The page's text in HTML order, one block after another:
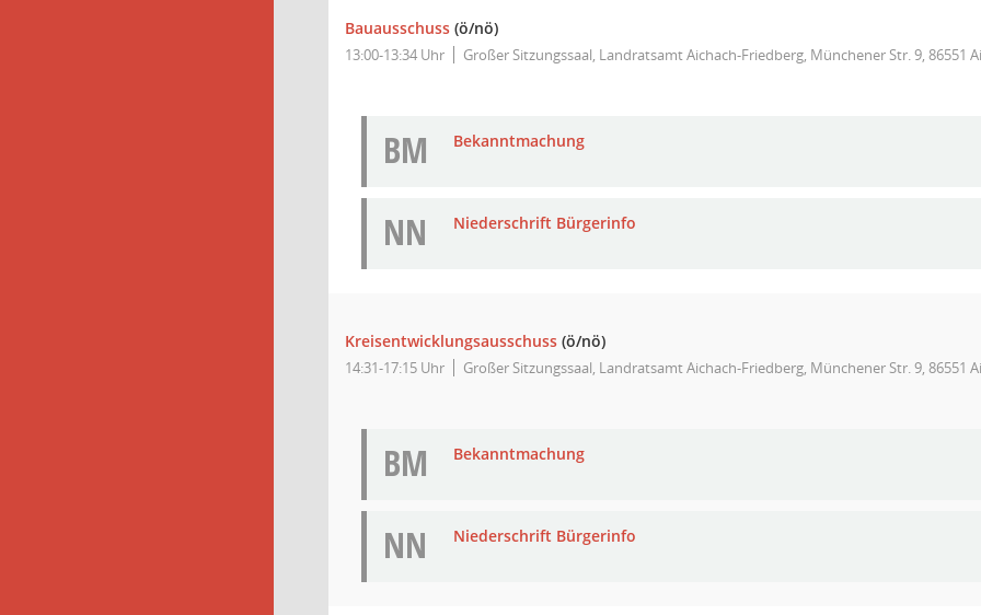
Bauausschuss (ö/nö)
13:00-13:34 Uhr Großer Sitzungssaal, Landratsamt Aichach-Friedberg, Münchener Str. 9, 86551
BM Bekanntmachung
NN Niederschrift Bürgerinfo
Kreisentwicklungsausschuss (ö/nö)
14:31-17:15 Uhr Großer Sitzungssaal, Landratsamt Aichach-Friedberg, Münchener Str. 9, 86551
BM Bekanntmachung
NN Niederschrift Bürgerinfo